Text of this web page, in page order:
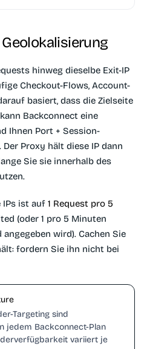
hinweg dieselbe Exit-IP
Checkout-Flows, Account-
basiert, dass die Zielseite
Backconnect eine
Ihnen Port + Session-
Proxy hält diese IP dann
Sie sie innerhalb des
IPs ist auf 1 Request pro 5
(oder 1 pro 5 Minuten
wird). Cachen Sie
fordern Sie ihn nicht bei
Targeting sind
jedem Backconnect-Plan
variiert je